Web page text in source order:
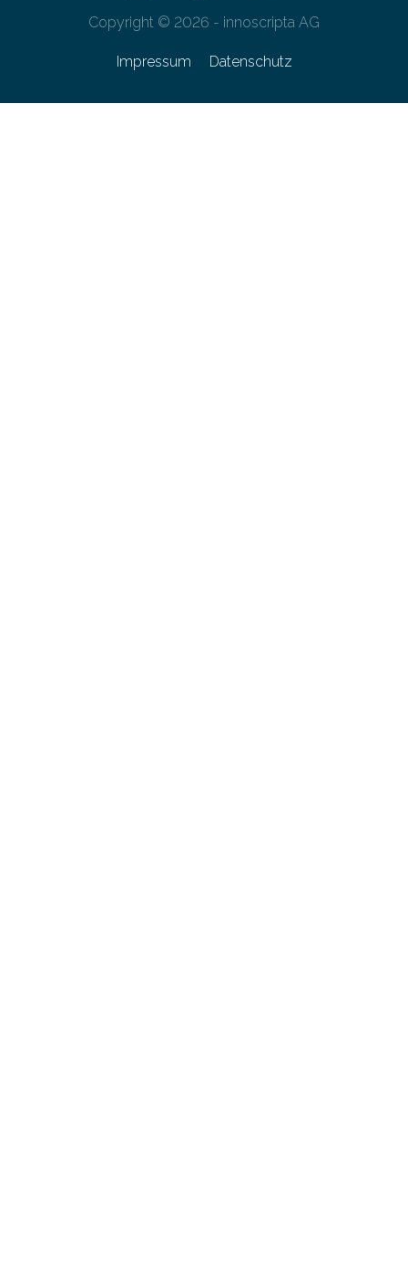
Copyright © 2026 - innoscripta AG
Impressum Datenschutz